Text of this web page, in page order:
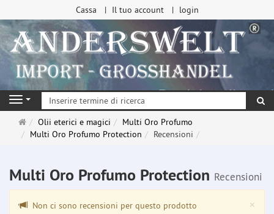
Cassa Il tuo account login
Navigation
Pagina
principale
Olii eterici e magici
Multi Oro Profumo
Multi Oro Profumo Protection
Recensioni
Multi Oro Profumo Protection Recensioni
×
Non ci sono recensioni per questo prodotto